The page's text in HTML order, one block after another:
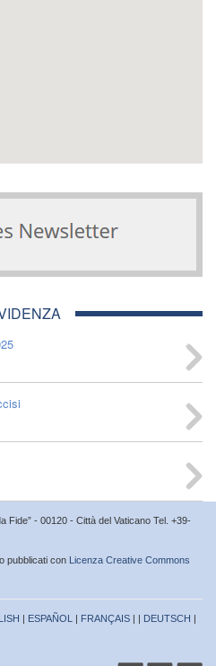
Fide” - 00120 - Città del Vaticano Tel. +39-
pubblicati con Licenza Creative Commons
| ESPAÑOL | FRANÇAIS | | DEUTSCH |